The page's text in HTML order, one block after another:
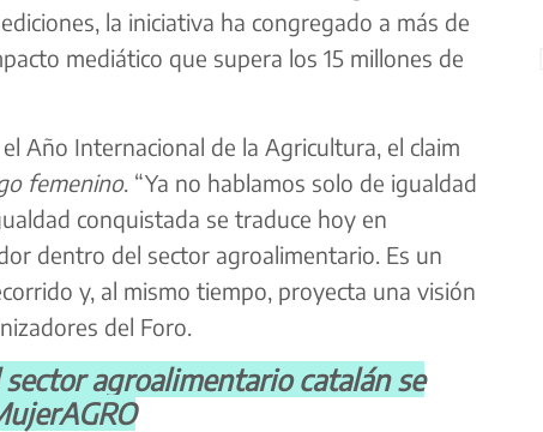
la iniciativa ha congregado a más de
mediático que supera los 15 millones de
Año Internacional de la Agricultura, el claim
femenino. “Ya no hablamos solo de igualdad
conquistada se traduce hoy en
dentro del sector agroalimentario. Es un
y, al mismo tiempo, proyecta una visión
del Foro.
sector agroalimentario catalán se